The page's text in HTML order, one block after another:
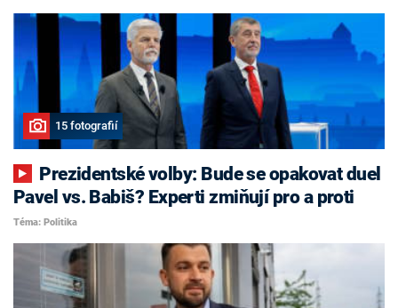
15 fotografií
Pavel vs. Babiš? Experti zmiňují pro a proti
Téma: Politika